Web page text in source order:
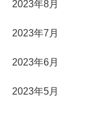
2023年8月
2023年7月
2023年6月
2023年5月